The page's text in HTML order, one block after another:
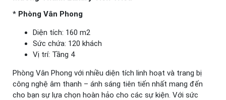
* Phòng Vân Phong
Diện tích: 160 m2
Sức chứa: 120 khách
Vị trí: Tầng 4
Phòng Vân Phong với nhiều diện tích linh hoạt và trang bị
công nghệ âm thanh – ánh sáng tiên tiến nhất mang đến
cho bạn sự lựa chọn hoàn hảo cho các sự kiện. Với sức